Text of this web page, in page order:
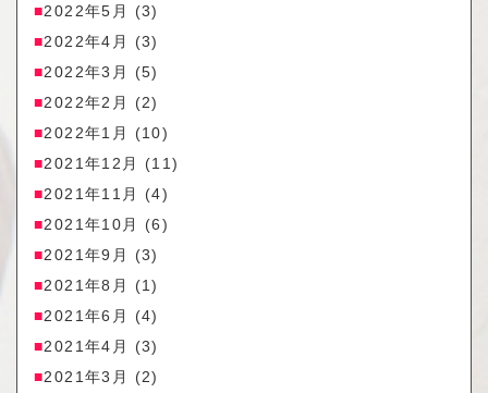
2022年5月
(3)
2022年4月
(3)
2022年3月
(5)
2022年2月
(2)
2022年1月
(10)
2021年12月
(11)
2021年11月
(4)
2021年10月
(6)
2021年9月
(3)
2021年8月
(1)
2021年6月
(4)
2021年4月
(3)
2021年3月
(2)